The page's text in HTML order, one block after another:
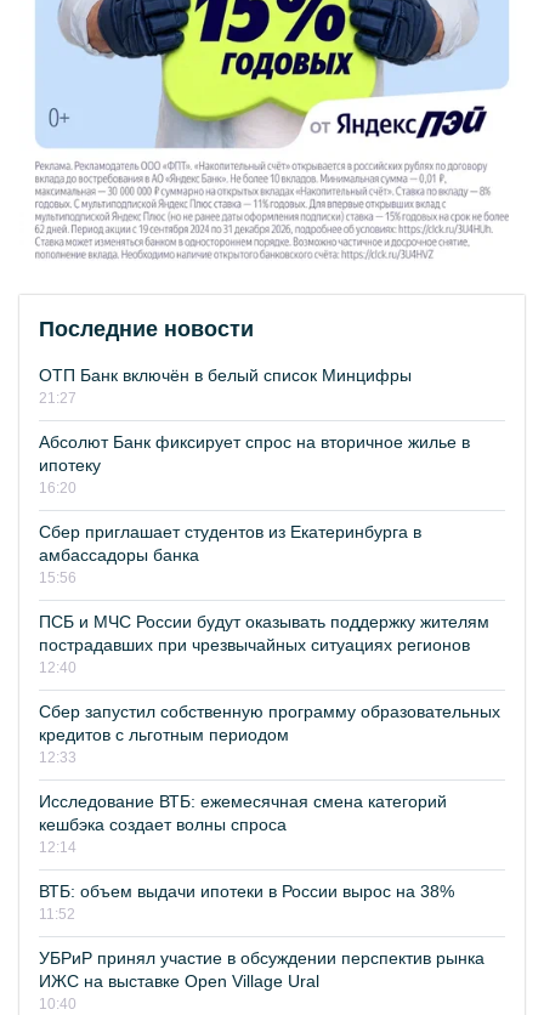
Последние новости
ОТП Банк включён в белый список Минцифры
21:27
Абсолют Банк фиксирует спрос на вторичное жилье в
ипотеку
16:20
Сбер приглашает студентов из Екатеринбурга в
амбассадоры банка
15:56
ПСБ и МЧС России будут оказывать поддержку жителям
пострадавших при чрезвычайных ситуациях регионов
12:40
Сбер запустил собственную программу образовательных
кредитов с льготным периодом
12:33
Исследование ВТБ: ежемесячная смена категорий
кешбэка создает волны спроса
12:14
ВТБ: объем выдачи ипотеки в России вырос на 38%
11:52
УБРиР принял участие в обсуждении перспектив рынка
ИЖС на выставке Open Village Ural
10:40